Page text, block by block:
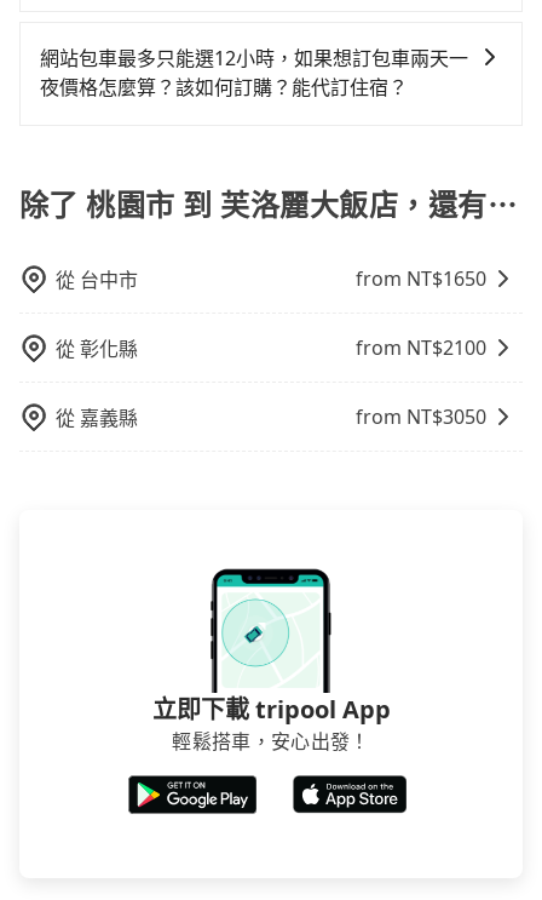
車位，對於急著用車或者要載其他乘客的人來說就有不
小的風險。最後，雖然路邊隨租隨還看似方便，但實際
會員或者使用特定的信用卡，還可以累積點數做現金回
饋或未來換取免費的住房。台灣人常用的線上訂房平台
告知付款完畢，一切都能在網路上操作。但有些較冷門
賣的現象，便有可能到了現場卻沒房可住的窘境，所以
在預定時要不選擇評分高、評論多的飯店，不然就是還
煩，有些時候直接打電話問的價格可能比民宿訂房網來
介意多花一點錢省下這些瑣碎的事，台灣本土的AsiaYo
或者國際Airbnb都值得推薦。
提供早鳥優惠，您越早預訂就能享有更優惠的價格。所
以不妨趁早訂購，享受更划算的價格。
網站包車最多只能選12小時，如果想訂包車兩天一
夜價格怎麼算？該如何訂購？能代訂住宿？
的行程。另外，目前旅步只提供接送服務，暫不提供代
訂住宿服務。
除了 桃園市 到 芙洛麗大飯店，還有⋯
從 台中市 from NT$1650
從彰化縣 from NT$2100
從 嘉義縣 from NT$3050
立即下載 tripool App
輕鬆搭車，安心出發！